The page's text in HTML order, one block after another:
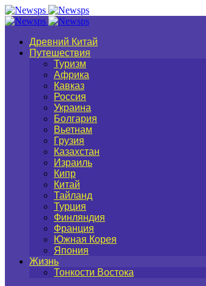
Древний Китай
Путешествия
Туризм
Африка
Кавказ
Россия
Украина
Болгария
Вьетнам
Грузия
Казахстан
Израиль
Кипр
Китай
Тайланд
Турция
Финляндия
Франция
Южная Корея
Япония
Жизнь
Тонкости Востока